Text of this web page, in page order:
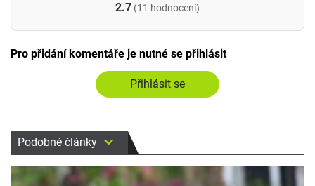
2.7 (11 hodnocení)
Pro přidání komentáře je nutné se přihlásit
Přihlásit se
Podobné články